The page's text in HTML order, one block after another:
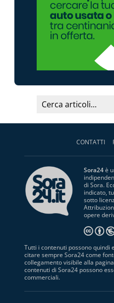
CONTATTI
Sora24è
di Sora.
indicato,
sotto
opere
Tutti i contenuti possono quindi
citare sempre Sora24 come
collegamento visibile alla
contenuti di Sora24 possono
commerciali.